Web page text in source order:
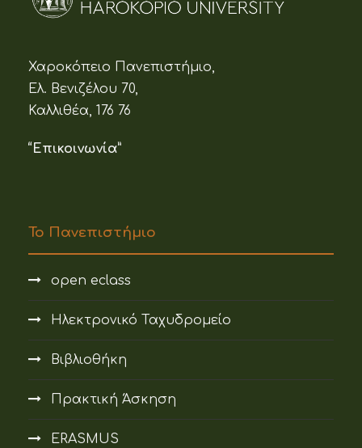
Χαροκόπειο Πανεπιστήμιο,
Ελ. Βενιζέλου 70,
Καλλιθέα, 176 76
“Επικοινωνία”
Το Πανεπιστήμιο
open eclass
Ηλεκτρονικό Ταχυδρομείο
Βιβλιοθήκη
Πρακτική Άσκηση
ERASMUS